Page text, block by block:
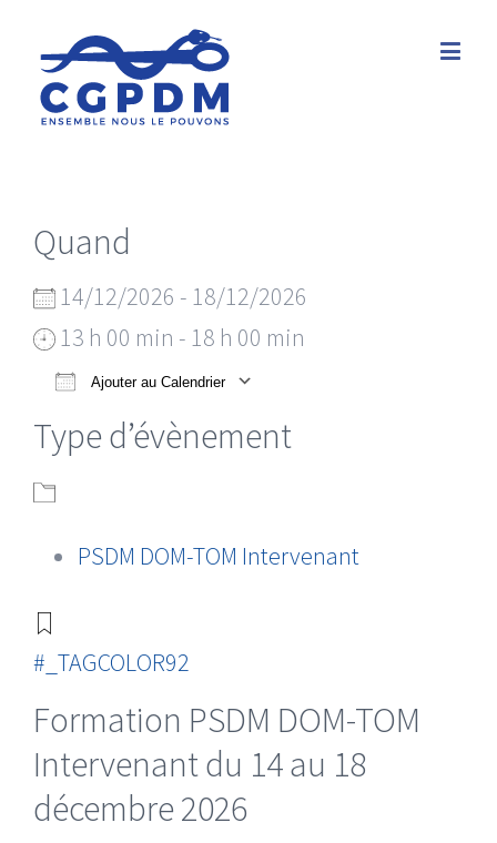
Quand
14/12/2026 - 18/12/2026
13 h 00 min - 18 h 00 min
Ajouter au Calendrier
Télécharger ICS
Type d’évènement
PSDM DOM-TOM Intervenant
#_TAGCOLOR92
Formation PSDM DOM-TOM
Intervenant du 14 au 18
décembre 2026